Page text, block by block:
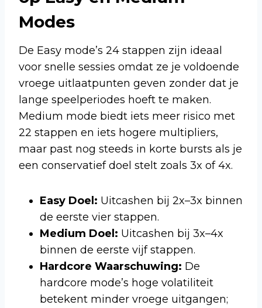
Modes
De Easy mode’s 24 stappen zijn ideaal
voor snelle sessies omdat ze je voldoende
vroege uitlaatpunten geven zonder dat je
lange speelperiodes hoeft te maken.
Medium mode biedt iets meer risico met
22 stappen en iets hogere multipliers,
maar past nog steeds in korte bursts als je
een conservatief doel stelt zoals 3x of 4x.
Easy Doel: Uitcashen bij 2x–3x binnen
de eerste vier stappen.
Medium Doel: Uitcashen bij 3x–4x
binnen de eerste vijf stappen.
Hardcore Waarschuwing: De
hardcore mode’s hoge volatiliteit
betekent minder vroege uitgangen;